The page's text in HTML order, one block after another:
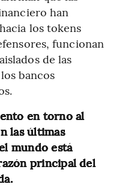
han
los tokens
funcionan
de las
bancos
en torno al
las últimas
mundo está
principal del